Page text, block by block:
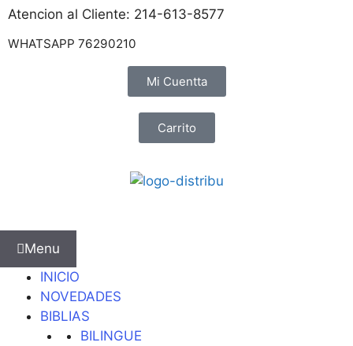
Atencion al Cliente: 214-613-8577
WHATSAPP 76290210
Mi Cuentta
Carrito
Menu
INICIO
NOVEDADES
BIBLIAS
BILINGUE